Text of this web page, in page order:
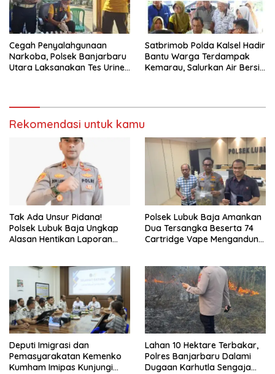
Cegah Penyalahgunaan
Narkoba, Polsek Banjarbaru
Utara Laksanakan Tes Urine
Satbrimob Polda Kalsel Hadir
Bantu Warga Terdampak
Kemarau, Salurkan Air Bersih
Rekomendasi untuk kamu
Tak Ada Unsur Pidana!
Polsek Lubuk Baja Ungkap
Alasan Hentikan Laporan
Polsek Lubuk Baja Amankan
Dua Tersangka Beserta 74
Cartridge Vape Mengandung
Deputi Imigrasi dan
Pemasyarakatan Kemenko
Kumham Imipas Kunjungi
Lahan 10 Hektare Terbakar,
Polres Banjarbaru Dalami
Dugaan Karhutla Sengaja